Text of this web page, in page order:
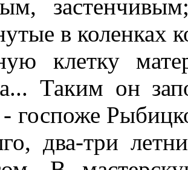
в коленках
клетку
Таким он
госпоже
два-три